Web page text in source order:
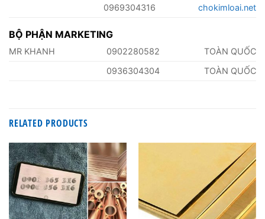
0969304316
chokimloai.net
BỘ PHẬN MARKETING
MR KHANH 0902280582
TOÀN QUỐC
0936304304
TOÀN QUỐC
RELATED PRODUCTS